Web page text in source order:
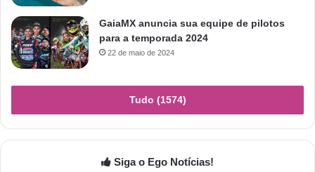
GaiaMX anuncia sua equipe de pilotos
para a temporada 2024
22 de maio de 2024
Tudo (1574)
Siga o Ego Notícias!